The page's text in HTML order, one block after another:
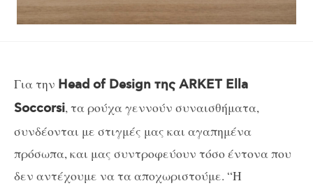
Για την Head of Design της ARKET Ella
Soccorsi, τα ρούχα γεννούν συναισθήματα,
συνδέονται με στιγμές μας και αγαπημένα
πρόσωπα, και μας συντροφεύουν τόσο έντονα που
δεν αντέχουμε να τα αποχωριστούμε. “Η